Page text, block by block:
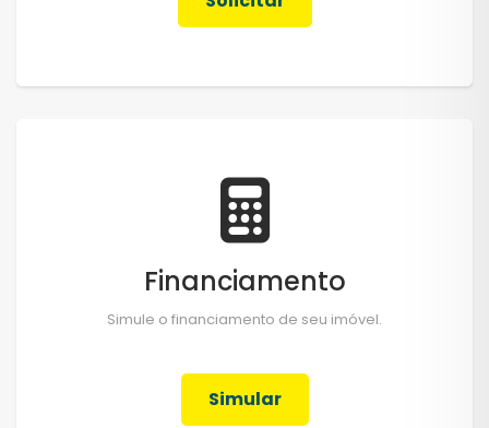
Financiamento
Simule o financiamento de seu imóvel.
Simular